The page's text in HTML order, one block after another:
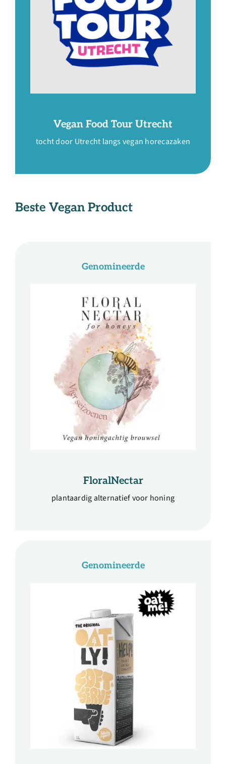
Vegan Food Tour Utrecht
tocht door Utrecht langs vegan horecazaken
Beste Vegan Product
Genomineerde
FloralNectar
plantaardig alternatief voor honing
Genomineerde